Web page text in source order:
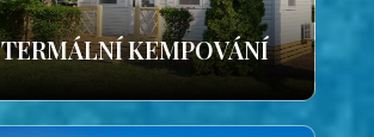
TERMÁLNÍ KEMPOVÁNÍ